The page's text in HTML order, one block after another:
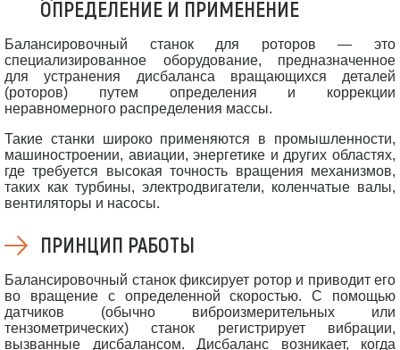
ОПРЕДЕЛЕНИЕ И ПРИМЕНЕНИЕ
Балансировочный станок для роторов — это
специализированное оборудование, предназначенное
для устранения дисбаланса вращающихся деталей
(роторов) путем определения и коррекции
неравномерного распределения массы.
Такие станки широко применяются в промышленности,
машиностроении, авиации, энергетике и других областях,
где требуется высокая точность вращения механизмов,
таких как турбины, электродвигатели, коленчатые валы,
вентиляторы и насосы.
ПРИНЦИП РАБОТЫ
Балансировочный станок фиксирует ротор и приводит его
во вращение с определенной скоростью. С помощью
датчиков (обычно виброизмерительных или
тензометрических) станок регистрирует вибрации,
вызванные дисбалансом. Дисбаланс возникает, когда